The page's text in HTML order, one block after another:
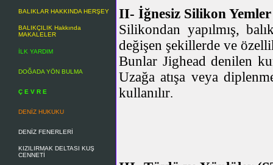
BALIKLAR HAKKINDA HERŞEY
BALIKÇILIK Hakkında
MAKALELER
İLK YARDIM
DOĞADA YÖN BULMA
Ç E V R E
DENİZ HUKUKU
DENİZ FENERLERİ
KIZILIRMAK DELTASI KUŞ
CENNETİ
II- İğnesiz Silikon Yemler
Silikondan yapılmış,
değişen şekillerde ve
Bunlar Jighead denilen
Uzağa atışa veya
kullanılır.